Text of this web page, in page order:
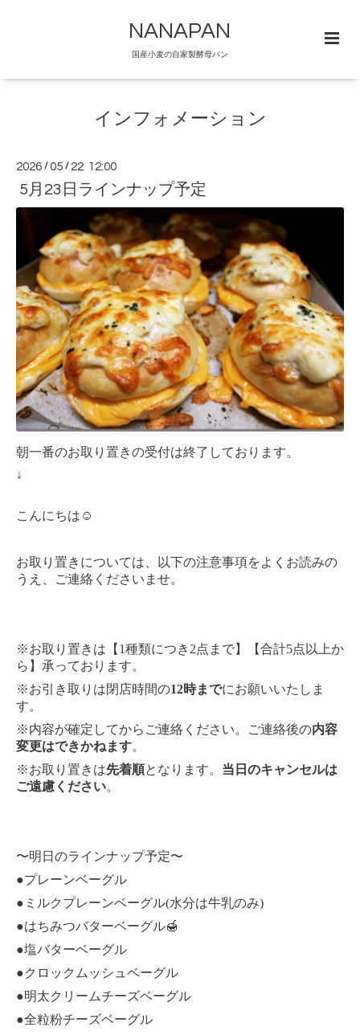
NANAPAN
国産小麦の自家製酵母パン
インフォメーション
2026 /05 / 22 12:00
5月23日ラインナップ予定
朝一番のお取り置きの受付は終了しております。
↓
こんにちは☺︎
お取り置きについては、以下の注意事項をよくお読みの
うえ、ご連絡くださいませ。
※お取り置きは【1種類につき2点まで】【合計5点以上か
ら】承っております。
※お引き取りは閉店時間の12時までにお願いいたしま
す。
※内容が確定してからご連絡ください。ご連絡後の内容
変更はできかねます。
※お取り置きは先着順となります。 当日のキャンセルは
ご遠慮ください。
〜明日のラインナップ予定〜
●プレーンベーグル
●ミルクプレーンベーグル(水分は牛乳のみ)
●はちみつバターベーグル🍯
●塩バターベーグル
●クロックムッシュベーグル
●明太クリームチーズベーグル
●全粒粉チーズベーグル